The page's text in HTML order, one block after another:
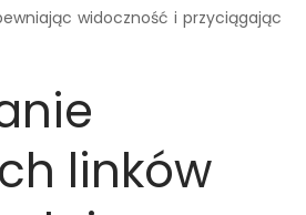
widoczność i przyciągając
linków